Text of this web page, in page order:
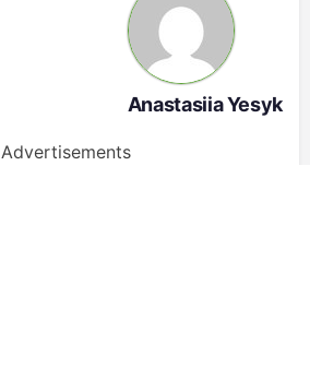
Anastasiia Yesyk
Advertisements